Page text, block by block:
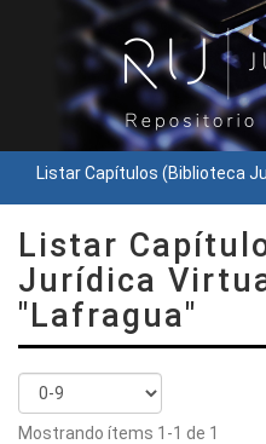
Listar Capítulos (Biblioteca
Listar
Jurídica
"Lafragua"
Mostrando ítems 1-1 de 1